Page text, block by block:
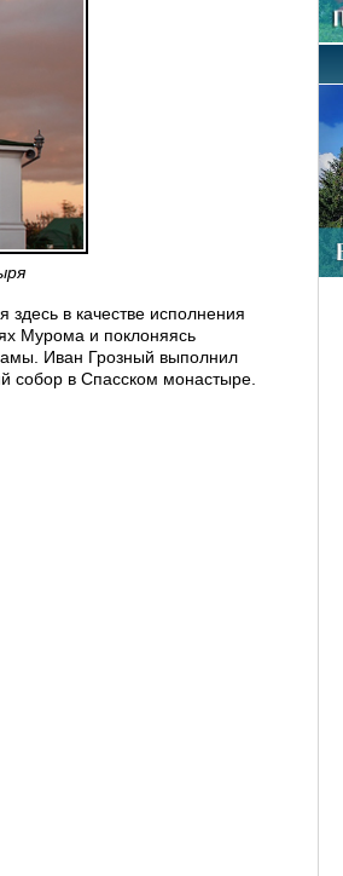
здесь в качестве исполнения
Мурома и поклоняясь
Иван Грозный выполнил
собор в Спасском монастыре.